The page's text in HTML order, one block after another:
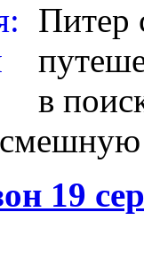
Питер
в
19